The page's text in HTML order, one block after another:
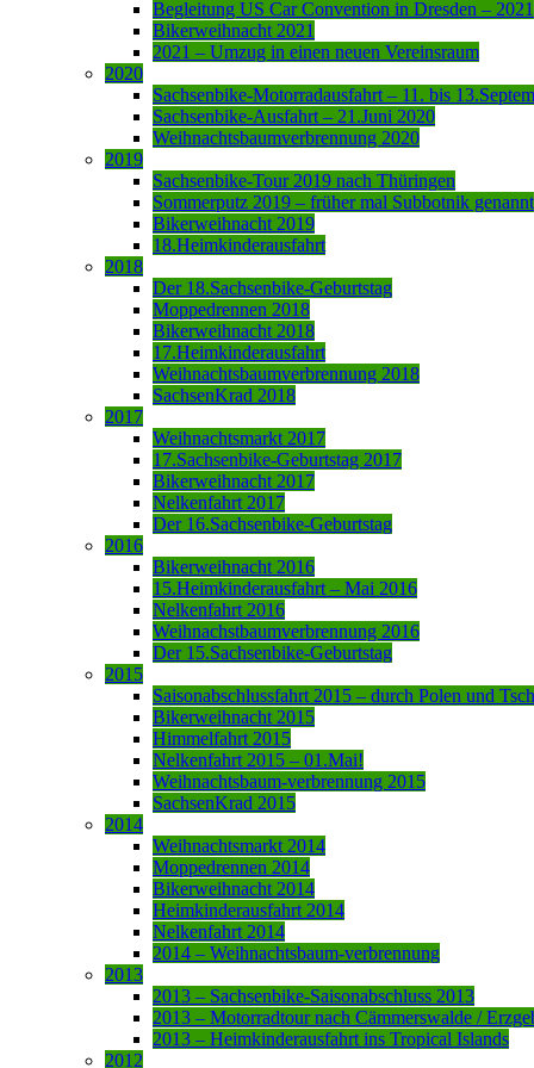
Begleitung US Car Convention in Dresden – 2021
Bikerweihnacht 2021
2021 – Umzug in einen neuen Vereinsraum
2020
Sachsenbike-Motorradausfahrt – 11. bis
Sachsenbike-Ausfahrt – 21.Juni 2020
Weihnachtsbaumverbrennung 2020
2019
Sachsenbike-Tour 2019 nach Thüringen
Sommerputz 2019 – früher mal Subbotnik genannt
Bikerweihnacht 2019
18.Heimkinderausfahrt
2018
Der 18.Sachsenbike-Geburtstag
Moppedrennen 2018
Bikerweihnacht 2018
17.Heimkinderausfahrt
Weihnachtsbaumverbrennung 2018
SachsenKrad 2018
2017
Weihnachtsmarkt 2017
17.Sachsenbike-Geburtstag 2017
Bikerweihnacht 2017
Nelkenfahrt 2017
Der 16.Sachsenbike-Geburtstag
2016
Bikerweihnacht 2016
15.Heimkinderausfahrt – Mai 2016
Nelkenfahrt 2016
Weihnachstbaumverbrennung 2016
Der 15.Sachsenbike-Geburtstag
2015
Saisonabschlussfahrt 2015 – durch Polen und
Bikerweihnacht 2015
Himmelfahrt 2015
Nelkenfahrt 2015 – 01.Mai!
Weihnachtsbaum-verbrennung 2015
SachsenKrad 2015
2014
Weihnachtsmarkt 2014
Moppedrennen 2014
Bikerweihnacht 2014
Heimkinderausfahrt 2014
Nelkenfahrt 2014
2014 – Weihnachtsbaum-verbrennung
2013
2013 – Sachsenbike-Saisonabschluss 2013
2013 – Motorradtour nach Cämmerswalde /
2013 – Heimkinderausfahrt ins Tropical Islands
2012